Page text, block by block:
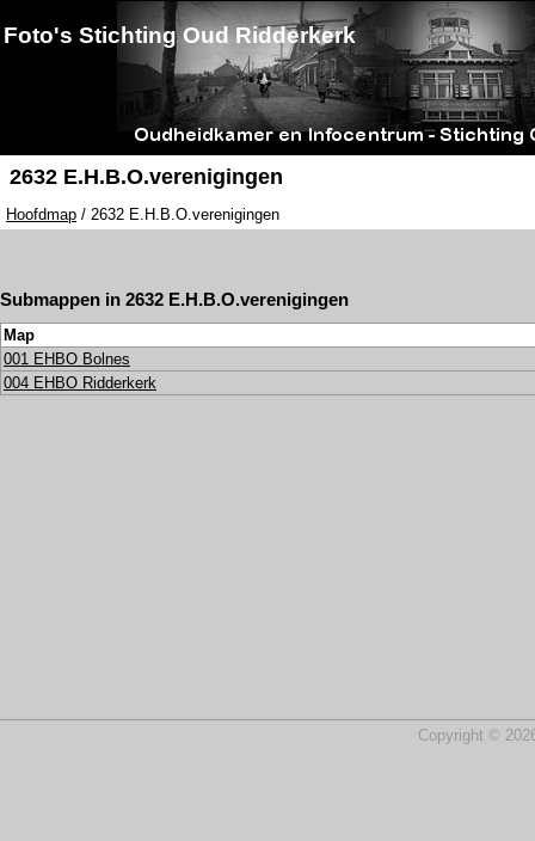
Foto's Stichting Oud Ridderkerk
2632 E.H.B.O.verenigingen
Hoofdmap / 2632 E.H.B.O.verenigingen
Submappen in 2632 E.H.B.O.verenigingen
Map
001 EHBO Bolnes
004 EHBO Ridderkerk
Copyright ©